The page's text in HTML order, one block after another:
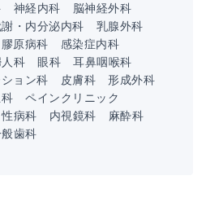
神経内科
脳神経外科
・内分泌内科
乳腺外科
原病科
感染症内科
科 眼科
耳鼻咽喉科
ョン科 皮膚科
形成外科
ペインクリニック
性病科 内視鏡科
麻酔科
歯科